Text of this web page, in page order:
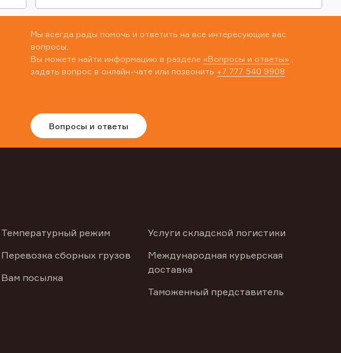
Мы всегда рады помочь и ответить на все интересующие вас
вопросы.
Вы можете найти информацию в разделе «Вопросы и ответы»
задать вопрос в онлайн-чате или позвонить +7 777 540 9908
Вопросы и ответы
Температурный режим
Перевозка сборных грузов
Вам посылка
Услуги складской логистики
Международная курьерская
доставка
Таможенный представитель